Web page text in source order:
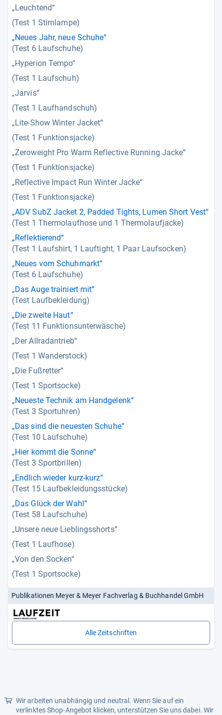
„Leuchtend“
(Test 1 Stirnlampe)
„Neues Jahr, neue Schuhe“
(Test 6 Laufschuhe)
„Hyperion Tempo“
(Test 1 Laufschuh)
„Jarvis“
(Test 1 Laufhandschuh)
„Lite-Show Winter Jacket“
(Test 1 Funktionsjacke)
„Zeroweight Pro Warm Reflective Running Jacke“
(Test 1 Funktionsjacke)
„Reflective Impact Run Winter Jacke“
(Test 1 Funktionsjacke)
„ADV SubZ Jacket 2, Padded Tights, Lumen Short Vest“
(Test 1 Thermolaufhose und 1 Thermolaufjacke)
„Reflektierend“
(Test 1 Laufshirt, 1 Lauftight, 1 Paar Laufsocken)
„Neues vom Schuhmarkt“
(Test 6 Laufschuhe)
„Das Auge trainiert mit“
(Test Laufbekleidung)
„Die zweite Haut“
(Test 11 Funktionsunterwäsche)
„Der Allradantrieb“
(Test 1 Wanderstock)
„Die Fußretter“
(Test 1 Sportsocke)
„Neueste Technik am Handgelenk“
(Test 3 Sportuhren)
„Das sind die neuesten Schuhe“
(Test 10 Laufschuhe)
„Hier kommt die Sonne“
(Test 3 Sportbrillen)
„Endlich wieder kurz-kurz“
(Test 15 Laufbekleidungsstücke)
„Das Glück der Wahl“
(Test 58 Laufschuhe)
„Unsere neue Lieblingsshorts“
(Test 1 Laufhose)
„Von den Socken“
(Test 1 Sportsocke)
Publikationen Meyer & Meyer Fachverlag & Buchhandel GmbH
Alle Zeitschriften
Wir arbeiten unabhängig und neutral. Wenn Sie auf ein
verlinktes Shop-Angebot klicken, unterstützen Sie uns dabei. Wir